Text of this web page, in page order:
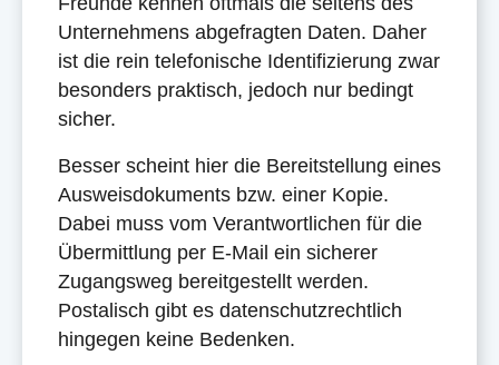
Unternehmens abgefragten Daten. Daher
ist die rein telefonische Identifizierung zwar
besonders praktisch, jedoch nur bedingt
sicher.
Besser scheint hier die Bereitstellung eines
Ausweisdokuments bzw. einer Kopie.
Dabei muss vom Verantwortlichen für die
Übermittlung per E-Mail ein sicherer
Zugangsweg bereitgestellt werden.
Postalisch gibt es datenschutzrechtlich
hingegen keine Bedenken.